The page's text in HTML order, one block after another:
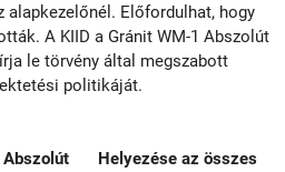
Előfordulhat, hogy
A KIID a Gránit WM-1 Abszolút
le törvény által megszabott
politikáját.
Helyezése az összes